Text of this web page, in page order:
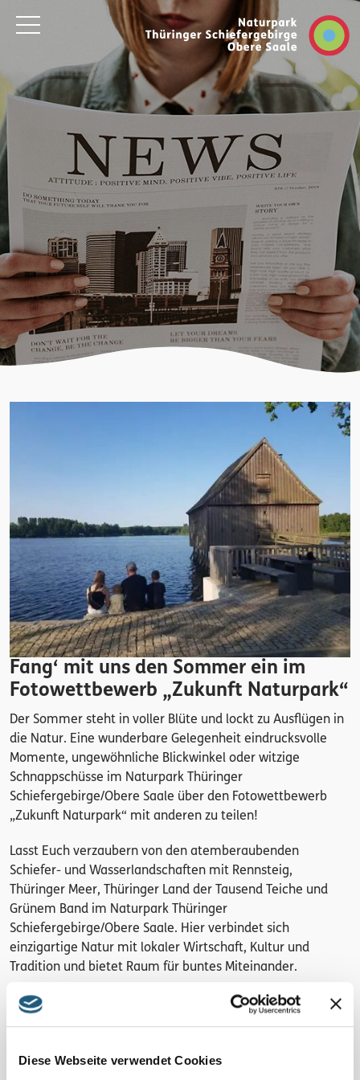
Diese Webseite verwendet Cookies
Fang‘ mit uns den Sommer ein im
Fotowettbewerb „Zukunft Naturpark“
Der Sommer steht in voller Blüte und lockt zu Ausflügen in
die Natur. Eine wunderbare Gelegenheit eindrucksvolle
Momente, ungewöhnliche Blickwinkel oder witzige
Schnappschüsse im Naturpark Thüringer
Schiefergebirge/Obere Saale über den Fotowettbewerb
„Zukunft Naturpark“ mit anderen zu teilen!
Lasst Euch verzaubern von den atemberaubenden
Schiefer- und Wasserlandschaften mit Rennsteig,
Thüringer Meer, Thüringer Land der Tausend Teiche und
Grünem Band im Naturpark Thüringer
Schiefergebirge/Obere Saale. Hier verbindet sich
einzigartige Natur mit lokaler Wirtschaft, Kultur und
Tradition und bietet Raum für buntes Miteinander.
Oder was sagt Ihr?
Fotowettbewerb „Zukunft
Natur!